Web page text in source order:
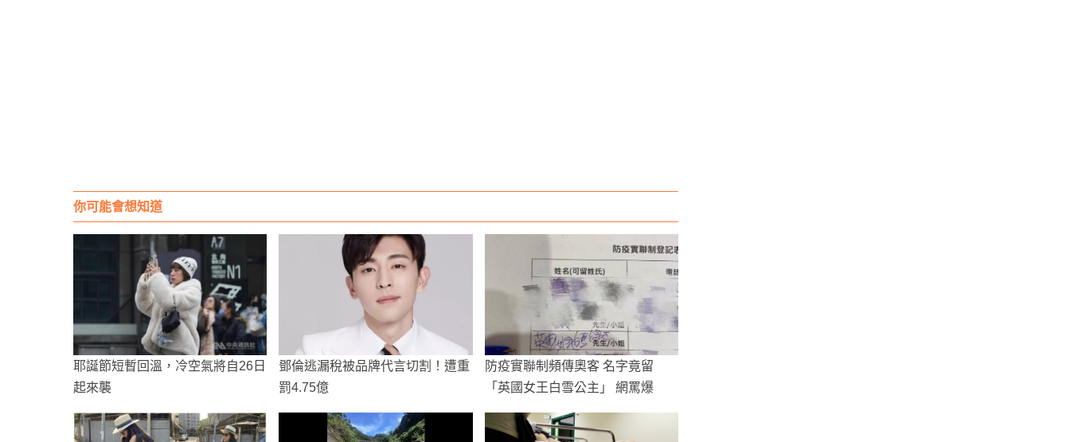
你可能會想知道
耶誕節短暫回溫，冷空氣將自26日
起來襲
鄧倫逃漏稅被品牌代言切割！遭重
罰4.75億
防疫實聯制頻傳奧客 名字竟留
「英國女王白雪公主」 網罵爆